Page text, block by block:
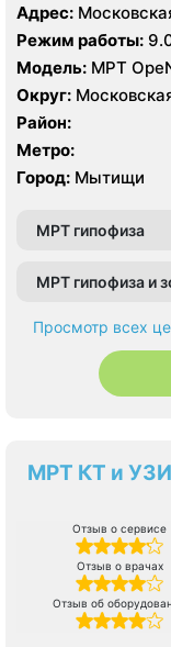
Адрес:
Режим работы:
Модель: МРТ
Округ:
Район:
Метро:
Город: Мытищи
МРТ гипофиза
МРТ гипофиза и
Просмотр всех
МРТ КТ и УЗИ
Отзыв о сервисе
Отзыв о врачах
Отзыв об